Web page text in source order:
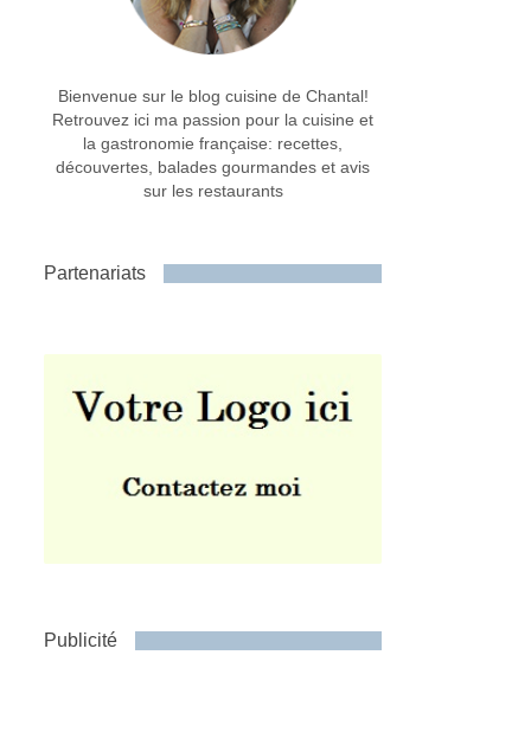
Bienvenue sur le blog cuisine de Chantal!
Retrouvez ici ma passion pour la cuisine et
la gastronomie française: recettes,
découvertes, balades gourmandes et avis
sur les restaurants
Partenariats
Publicité